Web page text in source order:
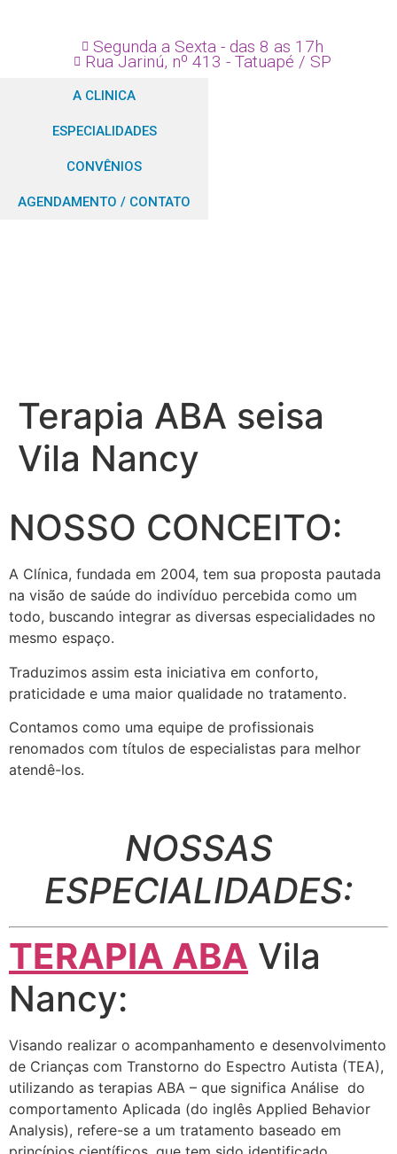
Segunda a Sexta - das 8 as 17h
Rua Jarinú, nº 413 - Tatuapé / SP
A CLINICA
ESPECIALIDADES
CONVÊNIOS
AGENDAMENTO / CONTATO
Terapia ABA seisa
Vila Nancy
NOSSO CONCEITO:
A Clínica, fundada em 2004, tem sua proposta pautada
na visão de saúde do indivíduo percebida como um
todo, buscando integrar as diversas especialidades no
mesmo espaço.
Traduzimos assim esta iniciativa em conforto,
praticidade e uma maior qualidade no tratamento.
Contamos como uma equipe de profissionais
renomados com títulos de especialistas para melhor
atendê-los.
NOSSAS
ESPECIALIDADES:
TERAPIA ABA Vila
Nancy:
Visando realizar o acompanhamento e desenvolvimento
de Crianças com Transtorno do Espectro Autista (TEA),
utilizando as terapias ABA – que significa Análise do
comportamento Aplicada (do inglês Applied Behavior
Analysis), refere-se a um tratamento baseado em